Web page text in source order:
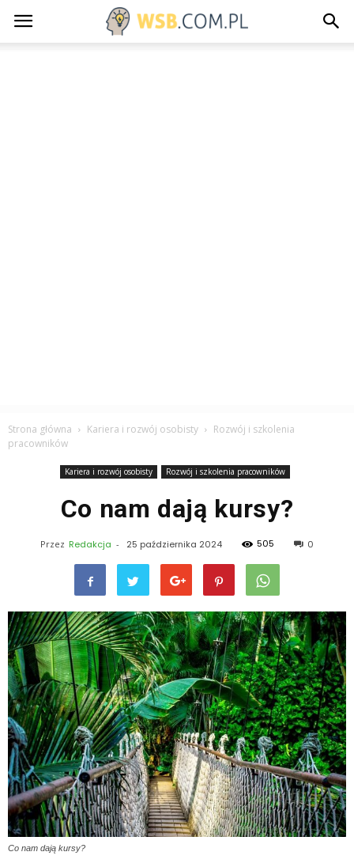
Strona główna Kariera i rozwój osobisty
Rozwój i szkolenia
pracowników
Kariera i rozwój osobisty Rozwój i szkolenia pracowników
Co nam dają kursy?
Przez Redakcja - 25 października 2024 505 0
Co nam dają kursy?